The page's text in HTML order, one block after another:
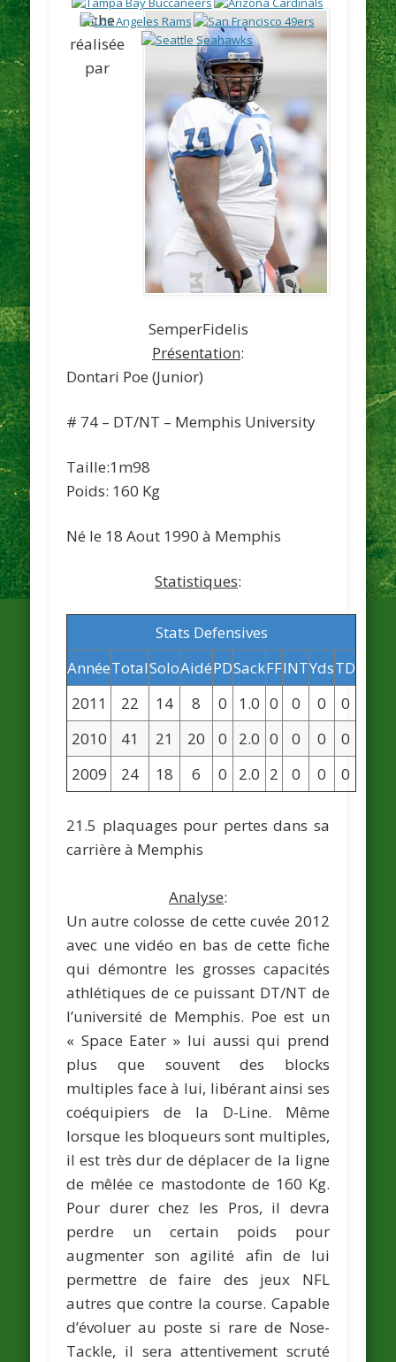
Fiche
réalisée
par
SemperFidelis
Présentation:
Dontari Poe (Junior)
# 74 – DT/NT – Memphis University
Taille:1m98
Poids: 160 Kg
Né le 18 Aout 1990 à Memphis
Statistiques:
Stats Defensives
AnnéeTotalSoloAidéPDSackFFINTYdsTD
2011
22 14 8 0 1.0 0 0 0
0
2010
41 21 20 0 2.0 0 0 0
0
2009
24 18 6 0 2.0 2 0 0 0
21.5 plaquages pour pertes dans sa
carrière à Memphis
Analyse:
Un autre colosse de cette cuvée 2012
avec une vidéo en bas de cette fiche
qui démontre les grosses capacités
athlétiques de ce puissant DT/NT de
l’université de Memphis. Poe est un
« Space Eater » lui aussi qui prend
plus que souvent des blocks
multiples face à lui, libérant ainsi ses
coéquipiers de la D-Line. Même
lorsque les bloqueurs sont multiples,
il est très dur de déplacer de la ligne
de mêlée ce mastodonte de 160 Kg.
Pour durer chez les Pros, il devra
perdre un certain poids pour
augmenter son agilité afin de lui
permettre de faire des jeux NFL
autres que contre la course. Capable
d’évoluer au poste si rare de Nose-
Tackle, il sera attentivement scruté